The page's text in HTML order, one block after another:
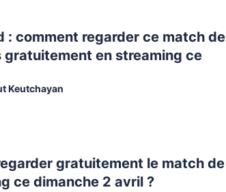
: comment regarder ce match de
gratuitement en streaming ce
Keutchayan
gratuitement le match de
ce dimanche 2 avril ?